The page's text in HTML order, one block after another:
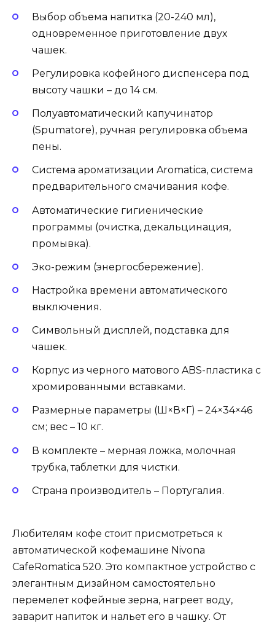
Выбор объема напитка (20-240 мл),
одновременное приготовление двух
чашек.
Регулировка кофейного диспенсера под
высоту чашки – до 14 см.
Полуавтоматический капучинатор
(Spumatore), ручная регулировка объема
пены.
Система ароматизации Aromatica, система
предварительного смачивания кофе.
Автоматические гигиенические
программы (очистка, декальцинация,
промывка).
Эко-режим (энергосбережение).
Настройка времени автоматического
выключения.
Символьный дисплей, подставка для
чашек.
Корпус из черного матового ABS-пластика с
хромированными вставками.
Размерные параметры (Ш×В×Г) – 24×34×46
см; вес – 10 кг.
В комплекте – мерная ложка, молочная
трубка, таблетки для чистки.
Страна производитель – Португалия.
Любителям кофе стоит присмотреться к
автоматической кофемашине Nivona
CafeRomatica 520. Это компактное устройство с
элегантным дизайном самостоятельно
перемелет кофейные зерна, нагреет воду,
заварит напиток и нальет его в чашку. От